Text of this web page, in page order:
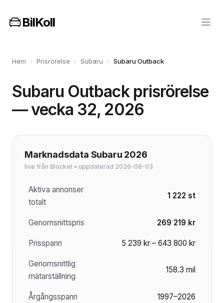
BilKoll
Hem › Prisrörelse › Subaru › Subaru Outback
Subaru Outback prisrörelse
— vecka 32, 2026
Marknadsdata Subaru 2026
live från Blocket • uppdaterad 2026-08-03
Aktiva annonser
totalt
1 222 st
Genomsnittspris 269 219 kr
Prisspann 5 239 kr – 643 800 kr
Genomsnittlig
mätarställning
158.3 mil
Årgångsspann 1997–2026